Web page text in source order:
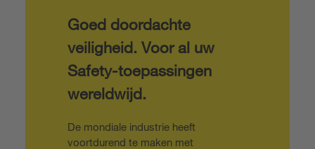
Goed doordachte
veiligheid. Voor al uw
Safety-toepassingen
wereldwijd.
De mondiale industrie heeft
voortdurend te maken met